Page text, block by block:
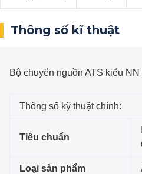
Thông số kĩ thuật
Bộ chuyển nguồn ATS kiểu
Thông số kỹ thuật chính:
Tiêu chuẩn
Loại sản phẩm